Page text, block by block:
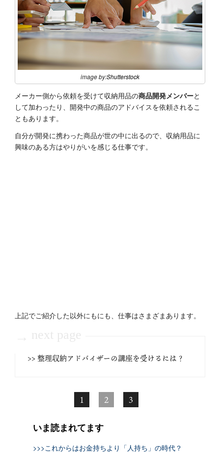
image by:Shutterstock
メーカー側から依頼を受けて収納用品の商品開発メンバーと
して加わったり、開発中の商品のアドバイスを依頼されるこ
ともあります。
自分が開発に携わった商品が世の中に出るので、収納用品に
興味のある方はやりがいを感じる仕事です。
上記でご紹介した以外にもにも、仕事はさまざまあります。
>> 整理収納アドバイザーの講座を受けるには？
1 2 3
いま読まれてます
>>>これからはお金持ちより「人持ち」の時代？